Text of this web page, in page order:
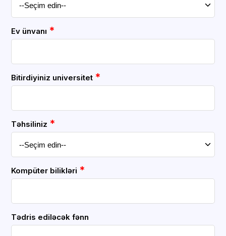
Ev ünvanı *
Bitirdiyiniz universitet *
Təhsiliniz *
Kompüter bilikləri *
Tədris ediləcək fənn